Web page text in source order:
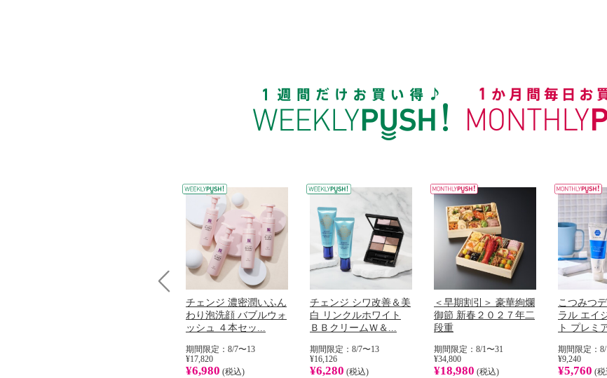
チェンジ 濃密潤いふん
わり泡洗顔 バブルウォ
ッシュ ４本セッ...
期間限定：8/7〜13
¥17,820
¥6,980 (税込)
チェンジ シワ改善＆美
白 リンクルホワイト
ＢＢクリームＷ＆...
期間限定：8/7〜13
¥16,126
¥6,280 (税込)
＜早期割引＞ 豪華絢爛
御節 新春２０２７年二
段重
期間限定：8/1〜31
¥34,800
¥18,980 (税込)
こつみつ
ラル エイ
ト プレミ
期間限定：8/
¥9,240
¥5,760 (